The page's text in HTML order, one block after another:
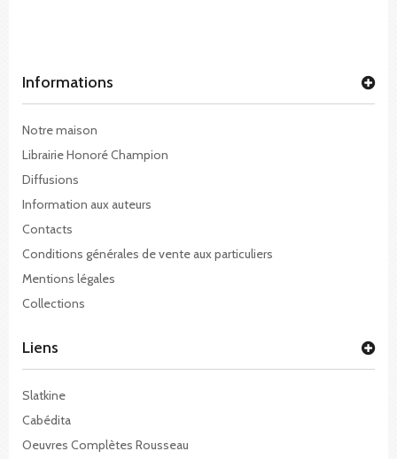
Informations
Notre maison
Librairie Honoré Champion
Diffusions
Information aux auteurs
Contacts
Conditions générales de vente aux particuliers
Mentions légales
Collections
Liens
Slatkine
Cabédita
Oeuvres Complètes Rousseau